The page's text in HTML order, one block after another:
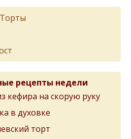
Торты
рецепты недели
кефира на скорую руку
в духовке
торт